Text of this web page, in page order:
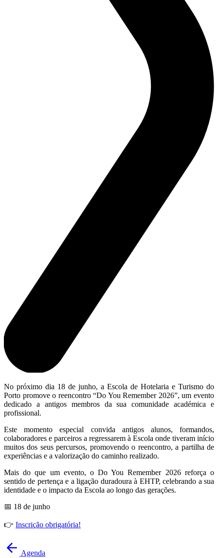
No próximo dia 18 de junho, a Escola de Hotelaria e Turismo do
Porto promove o reencontro “Do You Remember 2026”, um evento
dedicado a antigos membros da sua comunidade académica e
profissional.
Este momento especial convida antigos alunos, formandos,
colaboradores e parceiros a regressarem à Escola onde tiveram início
muitos dos seus percursos, promovendo o reencontro, a partilha de
experiências e a valorização do caminho realizado.
Mais do que um evento, o Do You Remember 2026 reforça o
sentido de pertença e a ligação duradoura à EHTP, celebrando a sua
identidade e o impacto da Escola ao longo das gerações.
📅 18 de junho
👉 Inscrição obrigatória!
Agenda